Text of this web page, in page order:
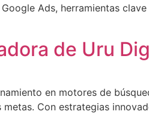
Ads, herramientas clave
de Uru
en motores de
Con estrategias